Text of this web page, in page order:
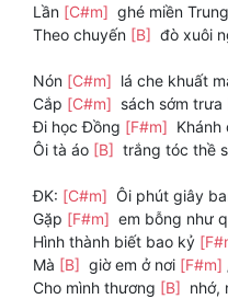
Lần [C#m] ghé miền
Theo chuyến [B] đò xuôi
Nón [C#m] lá che khuất
Cắp [C#m] sách sớm trưa
Đi học Ðồng [F#m] Khánh
Ôi tà áo [B] trắng tóc thề
ĐK: [C#m] Ôi phút giây
Gặp [F#m] em bỗng như
Hình thành biết bao kỷ
Mà [B] giờ em ở nơi [F#m]
Cho mình thương [B] nhớ,